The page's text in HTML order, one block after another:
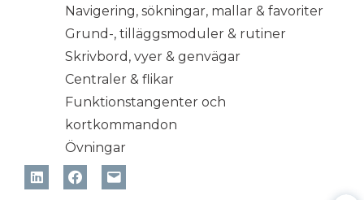
Navigering, sökningar, mallar & favoriter
Grund-, tilläggsmoduler & rutiner
Skrivbord, vyer & genvägar
Centraler & flikar
Funktionstangenter och
kortkommandon
Övningar